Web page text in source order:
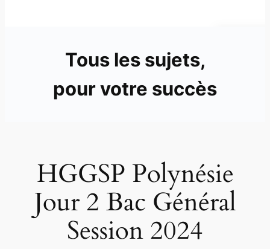
Tous les sujets,
pour votre succès
HGGSP Polynésie
Jour 2 Bac Général
Session 2024